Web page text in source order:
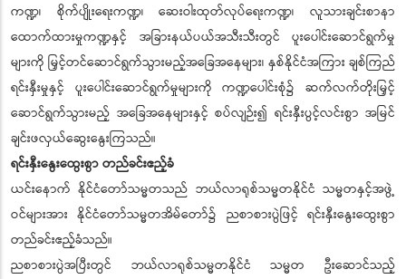
ကဏ္ဍ၊ စိုက်ပျိုးရေးကဏ္ဍ၊ ဆေးဝါးထုတ်လုပ်ရေးကဏ္ဍ၊ လူသားချင်းစာနာ
ထောက်ထားမှုကဏ္ဍနှင့် အခြားနယ်ပယ်အသီးသီးတွင် ပူးပေါင်းဆောင်ရွက်မှု
များကို မြှင့်တင်ဆောင်ရွက်သွားမည့်အခြေအနေများ၊ နှစ်နိုင်ငံအကြား ချစ်ကြည်
ရင်းနှီးမှုနှင့် ပူးပေါင်းဆောင်ရွက်မှုများကို ကဏ္ဍပေါင်းစုံ၌ ဆက်လက်တိုးမြှင့်
ဆောင်ရွက်သွားမည့် အခြေအနေများနှင့် စပ်လျဉ်း၍ ရင်းနှီးပွင့်လင်းစွာ အမြင်
ချင်းဖလှယ်ဆွေးနွေးကြသည်။
ရင်းနှီးနွေးထွေးစွာ တည်ခင်းဧည့်ခံ
ယင်းနောက် နိုင်ငံတော်သမ္မတသည် ဘယ်လာရုစ်သမ္မတနိုင်ငံ သမ္မတနှင့်အဖွဲ့
ဝင်များအား နိုင်ငံတော်သမ္မတအိမ်တော်၌ ညစာစားပွဲဖြင့် ရင်းနှီးနွေးထွေးစွာ
တည်ခင်းဧည့်ခံသည်။
ညစာစားပွဲအပြီးတွင် ဘယ်လာရုစ်သမ္မတနိုင်ငံ သမ္မတ ဦးဆောင်သည့်